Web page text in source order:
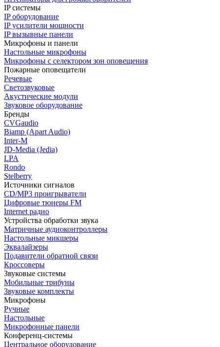
IP системы
IP оборудование
IP усилители мощности
IP вызывные панели
Микрофоны и панели
Настольные микрофоны
Микрофоны с селектором зон оповещения
Пожарные оповещатели
Речевые
Светозвуковые
Акустические модули
Звуковое оборудование
Бренды
CVGaudio
Biamp (Apart Audio)
Inter-M
JD-Media (Jedia)
LPA
Rondo
Stelberry
Источники сигналов
CD/MP3 проигрыватели
Цифровые тюнеры FM
Internet радио
Устройства обработки звука
Матричные аудиоконтроллеры
Настольные микшеры
Эквалайзеры
Подавители обратной связи
Кроссоверы
Звуковые системы
Мобильные трибуны
Звуковые комплекты
Микрофоны
Ручные
Настольные
Микрофонные панели
Конференц-системы
Центральное оборудование